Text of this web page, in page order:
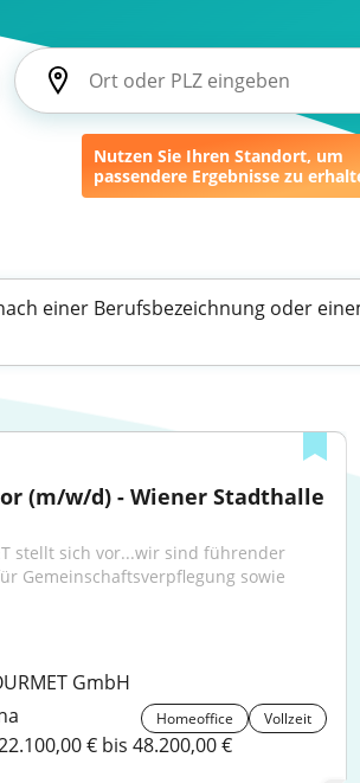
Nutzen Sie Ihren Standort, um
passendere Ergebnisse zu
einer Berufsbezeichnung oder
(m/w/d) - Wiener Stadthalle
stellt sich vor...wir sind führender
Gemeinschaftsverpflegung sowie
GmbH
Homeoffice Vollzeit
€ bis 48.200,00 €